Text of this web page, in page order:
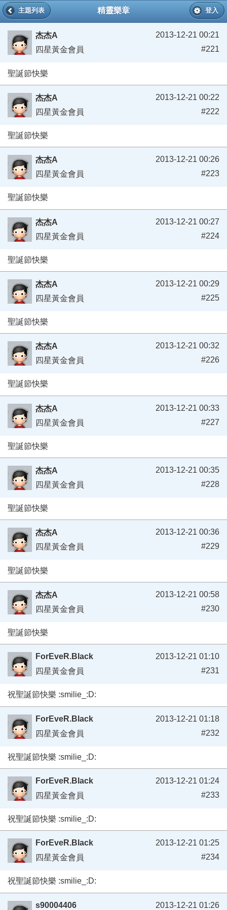
精靈樂章
主題列表 登入
杰杰A
四星黃金會員
2013-12-21 00:21
#221
聖誕節快樂
杰杰A
四星黃金會員
2013-12-21 00:22
#222
聖誕節快樂
杰杰A
四星黃金會員
2013-12-21 00:26
#223
聖誕節快樂
杰杰A
四星黃金會員
2013-12-21 00:27
#224
聖誕節快樂
杰杰A
四星黃金會員
2013-12-21 00:29
#225
聖誕節快樂
杰杰A
四星黃金會員
2013-12-21 00:32
#226
聖誕節快樂
杰杰A
四星黃金會員
2013-12-21 00:33
#227
聖誕節快樂
杰杰A
四星黃金會員
2013-12-21 00:35
#228
聖誕節快樂
杰杰A
四星黃金會員
2013-12-21 00:36
#229
聖誕節快樂
杰杰A
四星黃金會員
2013-12-21 00:58
#230
聖誕節快樂
ForEveR.Black
四星黃金會員
2013-12-21 01:10
#231
祝聖誕節快樂 :smilie_:D:
ForEveR.Black
四星黃金會員
2013-12-21 01:18
#232
祝聖誕節快樂 :smilie_:D:
ForEveR.Black
四星黃金會員
2013-12-21 01:24
#233
祝聖誕節快樂 :smilie_:D:
ForEveR.Black
四星黃金會員
2013-12-21 01:25
#234
祝聖誕節快樂 :smilie_:D:
s90004406
2013-12-21 01:26